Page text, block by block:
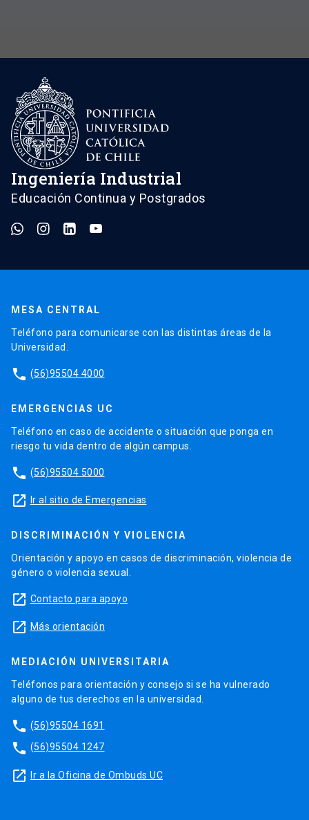
Ingeniería Industrial
Educación Continua y Postgrados
MESA CENTRAL
Teléfono para comunicarse con las distintas áreas de la
Universidad.
phone (56)95504 4000
EMERGENCIAS UC
Teléfono en caso de accidente o situación que ponga en
riesgo tu vida dentro de algún campus.
phone (56)95504 5000
launch Ir al sitio de Emergencias
DISCRIMINACIÓN Y VIOLENCIA
Orientación y apoyo en casos de discriminación, violencia de
género o violencia sexual.
launch Contacto para apoyo
launch Más orientación
MEDIACIÓN UNIVERSITARIA
Teléfonos para orientación y consejo si se ha vulnerado
alguno de tus derechos en la universidad.
phone (56)95504 1691
phone (56)95504 1247
launch Ir a la Oficina de Ombuds UC